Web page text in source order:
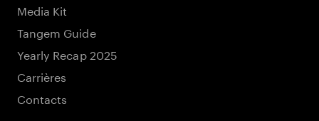
Media Kit
Tangem Guide
Yearly Recap 2025
Carrières
Contacts